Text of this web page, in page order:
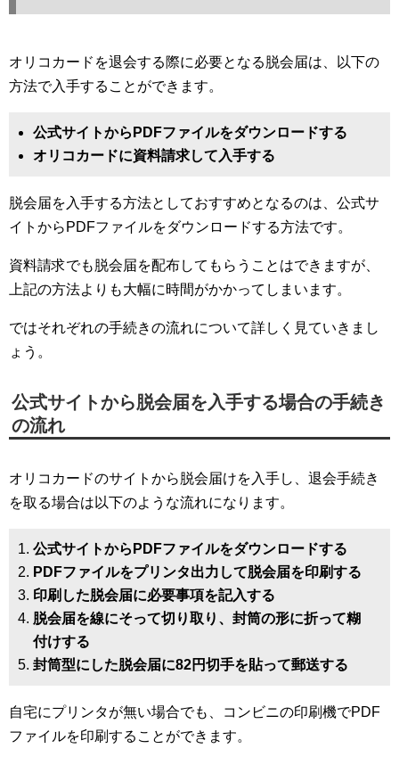
オリコカードを退会する際に必要となる脱会届は、以下の
方法で入手することができます。
公式サイトからPDFファイルをダウンロードする
オリコカードに資料請求して入手する
脱会届を入手する方法としておすすめとなるのは、公式サ
イトからPDFファイルをダウンロードする方法です。
資料請求でも脱会届を配布してもらうことはできますが、
上記の方法よりも大幅に時間がかかってしまいます。
ではそれぞれの手続きの流れについて詳しく見ていきまし
ょう。
公式サイトから脱会届を入手する場合の手続き
の流れ
オリコカードのサイトから脱会届けを入手し、退会手続き
を取る場合は以下のような流れになります。
公式サイトからPDFファイルをダウンロードする
PDFファイルをプリンタ出力して脱会届を印刷する
印刷した脱会届に必要事項を記入する
脱会届を線にそって切り取り、封筒の形に折って糊
付けする
封筒型にした脱会届に82円切手を貼って郵送する
自宅にプリンタが無い場合でも、コンビニの印刷機でPDF
ファイルを印刷することができます。